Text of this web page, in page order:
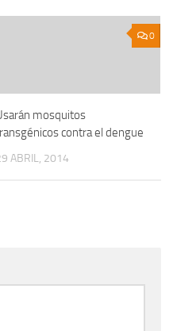
0
mosquitos
contra el dengue
ABRIL, 2014